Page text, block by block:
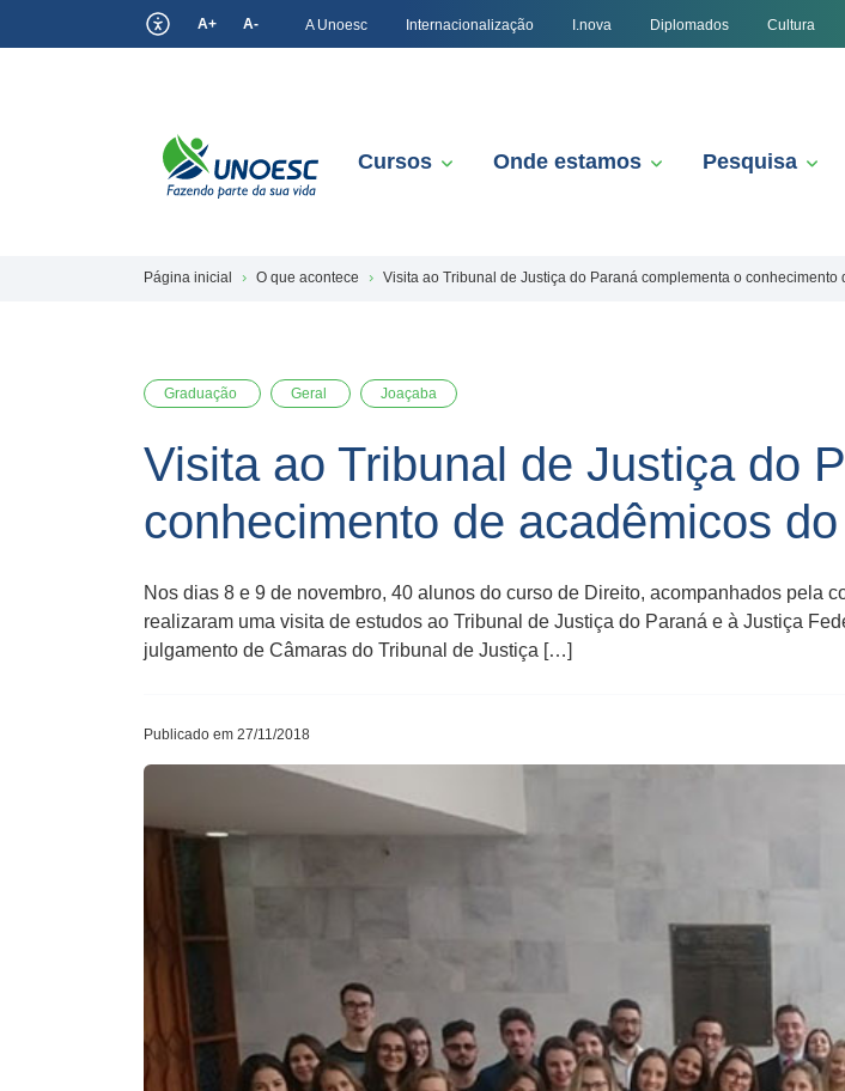
A+ A- A Unoesc Internacionalização I.nova Diplomados Cultura
Cursos Onde estamos Pesquisa
Página inicial O que acontece Visita ao Tribunal de Justiça do Paraná complementa o
Graduação Geral Joaçaba
Visita ao Tribunal de Justiça do
conhecimento de acadêmicos
Nos dias 8 e 9 de novembro, 40 alunos do curso de Direito, acompanhados pela
realizaram uma visita de estudos ao Tribunal de Justiça do Paraná e à Justiça
julgamento de Câmaras do Tribunal de Justiça […]
Publicado em 27/11/2018